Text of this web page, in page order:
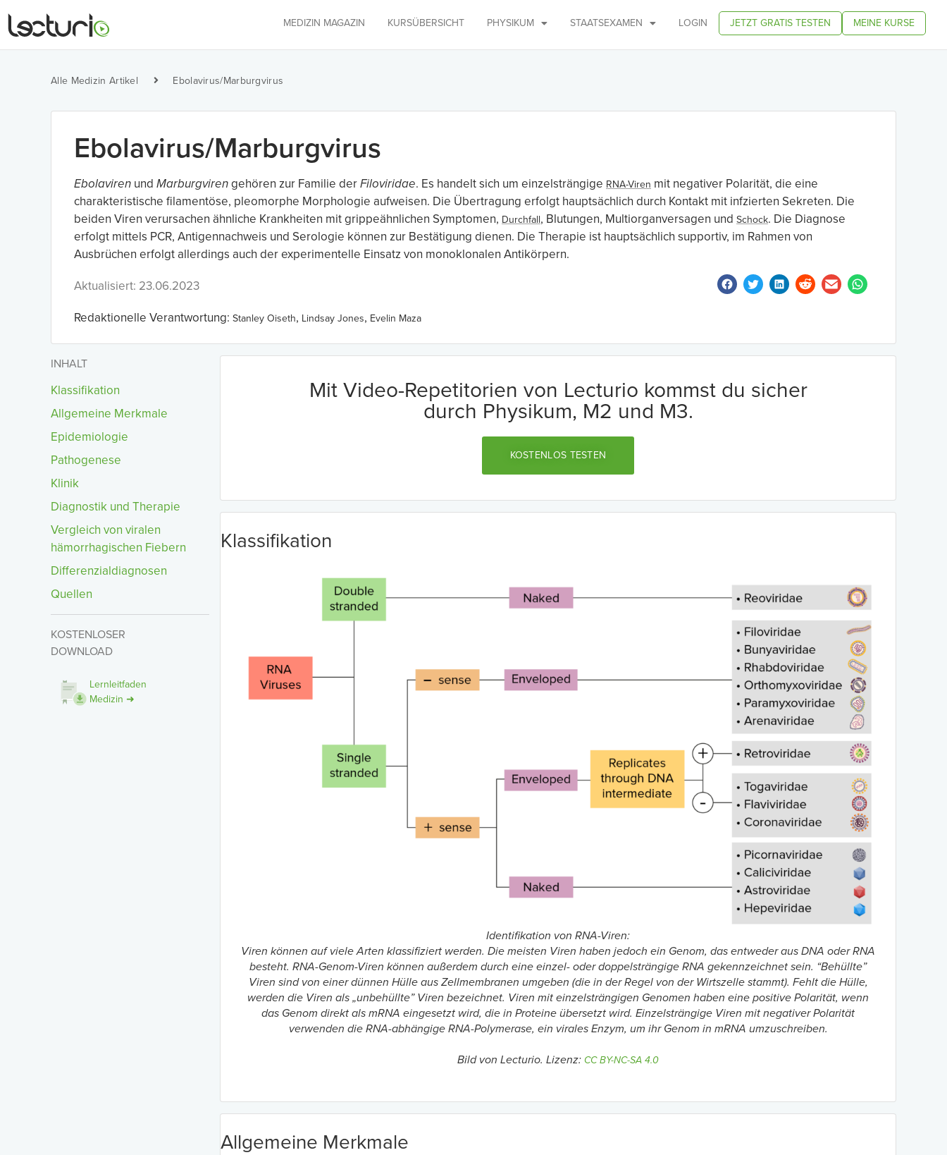
MEDIZIN MAGAZIN KURSÜBERSICHT PHYSIKUM STAATSEXAMEN LOGIN JETZT GRATIS TESTEN MEINE KURSE
Alle Medizin Artikel Ebolavirus/Marburgvirus
Ebolavirus/Marburgvirus
Ebolaviren und Marburgvirengehören zur Familie derFiloviridae. Es handelt sich um einzelsträngige RNA-Viren mit negativer Polarität, die eine
charakteristische filamentöse, pleomorphe Morphologie aufweisen. Die Übertragung erfolgt hauptsächlich durch Kontakt mit infzierten Sekreten. Die
beiden Viren verursachen ähnliche Krankheiten mit grippeähnlichen Symptomen, Durchfall, Blutungen, Multiorganversagen und Schock. Die Diagnose
erfolgt mittels PCR, Antigennachweis und Serologie können zur Bestätigung dienen. Die Therapie ist hauptsächlich supportiv, im Rahmen von
Ausbrüchen erfolgt allerdings auch der experimentelle Einsatz von monoklonalen Antikörpern.
Aktualisiert: 23.06.2023
Redaktionelle Verantwortung: Stanley Oiseth, Lindsay Jones, Evelin Maza
INHALT
Klassifikation
Allgemeine Merkmale
Epidemiologie
Pathogenese
Klinik
Diagnostik und Therapie
Vergleich von viralen
hämorrhagischen Fiebern
Differenzialdiagnosen
Quellen
KOSTENLOSER
DOWNLOAD
Lernleitfaden
Medizin ➜
Mit Video-Repetitorien von Lecturio kommst du sicher
durch Physikum, M2 und M3.
KOSTENLOS TESTEN
Klassifikation
Identifikation von RNA-Viren:
Viren können auf viele Arten klassifiziert werden. Die meisten Viren haben jedoch ein Genom, das entweder aus DNA oder RNA
besteht. RNA-Genom-Viren können außerdem durch eine einzel- oder doppelsträngige RNA gekennzeichnet sein. “Behüllte”
Viren sind von einer dünnen Hülle aus Zellmembranen umgeben (die in der Regel von der Wirtszelle stammt). Fehlt die Hülle,
werden die Viren als „unbehüllte” Viren bezeichnet. Viren mit einzelsträngigen Genomen haben eine positive Polarität, wenn
das Genom direkt als mRNA eingesetzt wird, die in Proteine übersetzt wird. Einzelsträngige Viren mit negativer Polarität
verwenden die RNA-abhängige RNA-Polymerase, ein virales Enzym, um ihr Genom in mRNA umzuschreiben.
Bild von Lecturio. Lizenz: CC BY-NC-SA 4.0
Allgemeine Merkmale